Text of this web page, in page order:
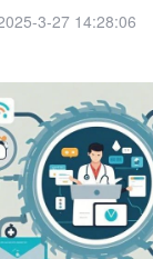
3-27 14:28:06